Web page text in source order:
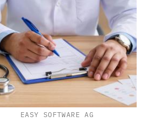
EASY SOFTWARE AG